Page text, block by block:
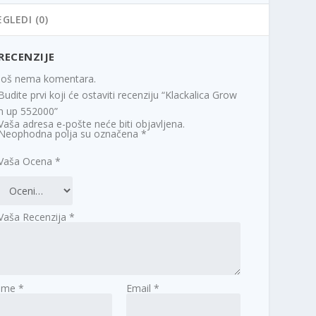
(0)
nema komentara.
prvi koji će ostaviti recenziju “Klackalica Grow
up 552000”
adresa e-pošte neće biti objavljena.
polja su označena*
Ocena*
Recenzija*
* Email*